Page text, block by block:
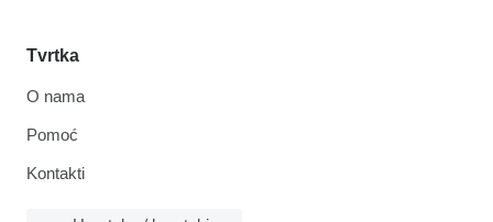
Tvrtka
O nama
Pomoć
Kontakti